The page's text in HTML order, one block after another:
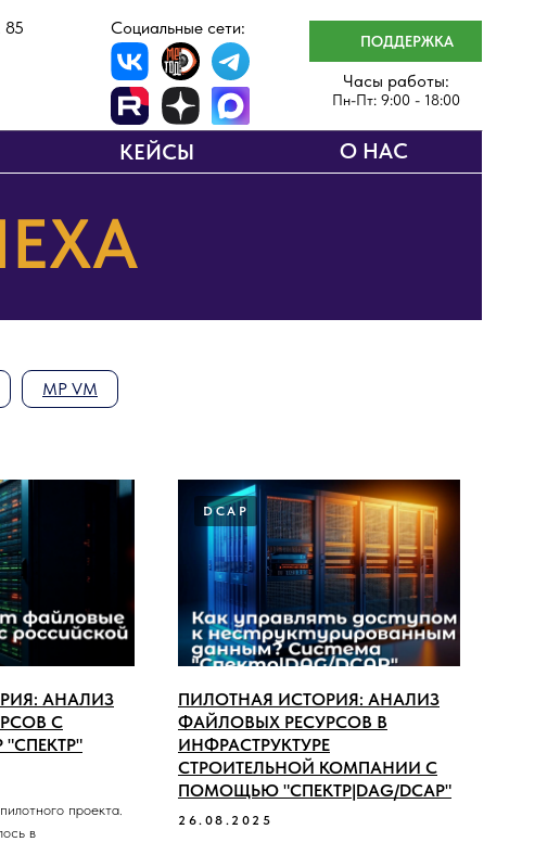
КЕЙСЫ
85
ПОДДЕРЖКА
Социальные сети:
Часы работы:
Пн-Пт: 9:00 - 18:00
О НАС
MP VM
АНАЛИЗ
С
проекта.
в
DCAP
ПИЛОТНАЯ ИСТОРИЯ: АНАЛИЗ
ФАЙЛОВЫХ РЕСУРСОВ В
ИНФРАСТРУКТУРЕ
СТРОИТЕЛЬНОЙ КОМПАНИИ С
ПОМОЩЬЮ "СПЕКТР|DAG/DCAP"
26.08.2025